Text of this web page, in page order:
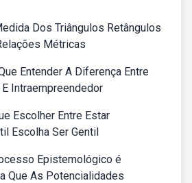
Dos Triângulos Retângulos
Métricas
Entender A Diferença Entre
Intraempreendedor
Escolher Entre Estar
Escolha Ser Gentil
Epistemológico é
Que As Potencialidades